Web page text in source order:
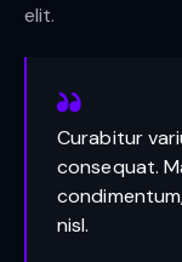
elit.
Curabitur
consequat.
nisl.